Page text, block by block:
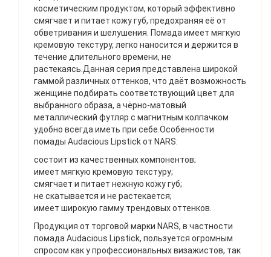
косметическим продуктом, который эффективно
смягчает и питает кожу губ, предохраняя её от
обветривания и шелушения. Помада имеет мягкую
кремовую текстуру, легко наносится и держится в
течение длительного времени, не
растекаясь.Данная серия представлена широкой
гаммой различных оттенков, что даёт возможность
женщине подбирать соответствующий цвет для
выбранного образа, а чёрно-матовый
металлический футляр с магнитным колпачком
удобно всегда иметь при себе.Особенности
помады Audacious Lipstick от NARS:
состоит из качественных компонентов;
имеет мягкую кремовую текстуру;
смягчает и питает нежную кожу губ;
не скатывается и не растекается;
имеет широкую гамму трендовых оттенков.
Продукция от торговой марки NARS, в частности
помада Audacious Lipstick, пользуется огромным
спросом как у профессиональных визажистов, так